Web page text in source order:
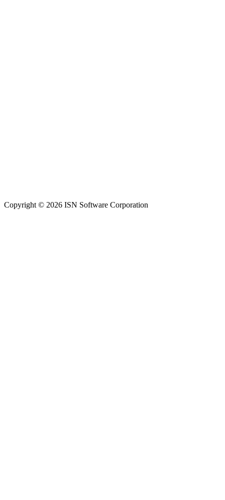
Copyright © 2026 ISN Software Corporation